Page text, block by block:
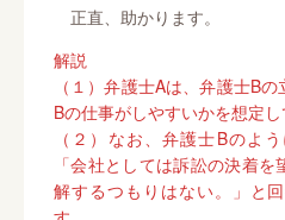
正直、助かります。
解説
（１）弁護士Aは、弁護士B
Bの仕事がしやすいかを想定し
（２）なお、弁護士Bのよ
「会社としては訴訟の決着
解するつもりはない。」と